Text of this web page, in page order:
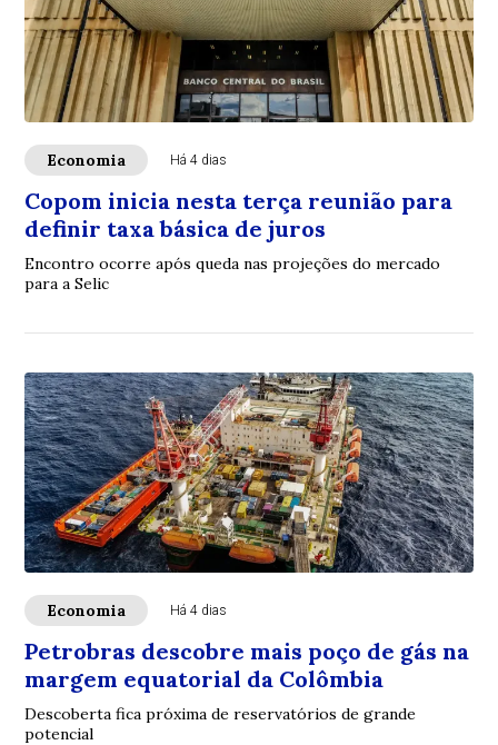
Economia Há 4 dias
Copom inicia nesta terça reunião para
definir taxa básica de juros
Encontro ocorre após queda nas projeções do mercado
para a Selic
Economia Há 4 dias
Petrobras descobre mais poço de gás na
margem equatorial da Colômbia
Descoberta fica próxima de reservatórios de grande
potencial